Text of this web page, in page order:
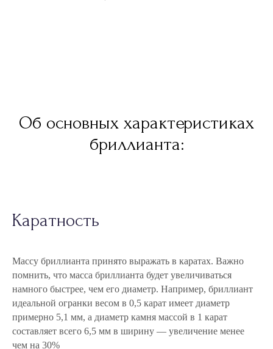
Об основных характеристиках
бриллианта:
Каратность